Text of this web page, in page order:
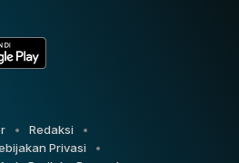
Redaksi
Privasi